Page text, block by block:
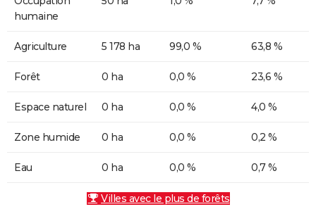
humaine
Agriculture 5 178 ha 99,0 % 63,8 %
Forêt 0 ha 0,0 % 23,6 %
Espace naturel 0 ha 0,0 % 4,0 %
Zone humide 0 ha 0,0 % 0,2 %
Eau 0 ha 0,0 % 0,7 %
Villes avec le plus de forêts